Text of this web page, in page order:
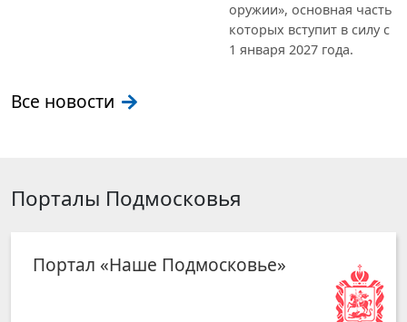
оружии», основная часть
которых вступит в силу с
1 января 2027 года.
Все новости
Порталы Подмосковья
Портал «Наше Подмосковье»